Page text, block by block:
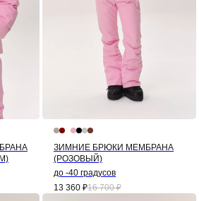
ЗИМНИЕ БРЮКИ МЕМБРАНА
(РОЗОВЫЙ)
до -40 градусов
13 360 ₽16 700 ₽